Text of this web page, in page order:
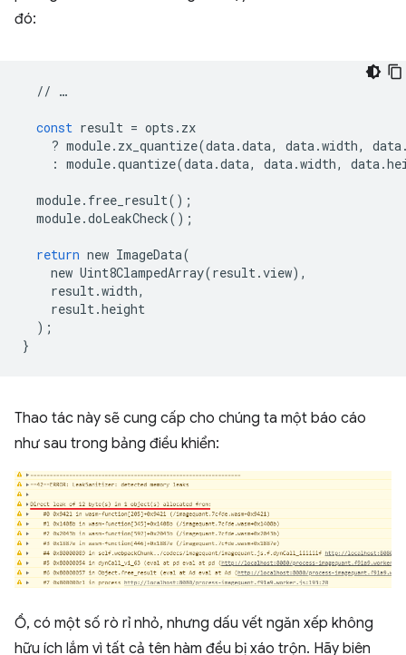
đó:
// …
const result = opts . zx
? module. zx_quantize(data.data, data.width, data
: module.quantize(data.data, data.width, data.
module. free_result();
module.doLeakCheck();
return new ImageData(
new Uint8ClampedArray(result.view),
result.width,
result.height
);
}
Thao tác này sẽ cung cấp cho chúng ta một báo cáo
như sau trong bảng điều khiển:
Ồ, có một số rò rỉ nhỏ, nhưng dấu vết ngăn xếp không
hữu ích lắm vì tất cả tên hàm đều bị xáo trộn. Hãy biên